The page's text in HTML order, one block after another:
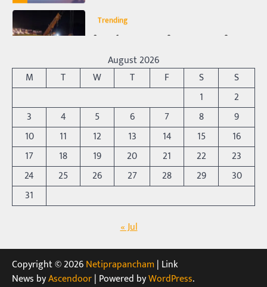
మండుతున్న నోర్లు
ఉత్తర ప్రదేశ్‌లోని ఝాన్సీ జిల్లాలో ఒక వింతైన రోడ్డు
ప్రమాదం చోటుచేసుకుంది. ఝాన్సీ–కాన్పూర్ జాతీయ
రహదారిపై వేల సంఖ్యలో బీరు…
1
Trending
అక్కడ ఆదివారం బట్టలు ఉతికితే…జైలుకే
Balachander 13/06/2026
ఆదివారం వచ్చిందంటే చాలు సామాన్యుడి నుండి
సాఫ్ట్‌వేర్ ఉద్యోగి వరకు అందరికీ గుర్తొచ్చే మొదటి పని
‘బట్టలు ఉతకడం’. వారం…
Trending
మనసున్న బిచ్చగాడు… సీఎం నిధికి భారీగా
కడుపు నింపుకోవడానికి భిక్షాటన చేస్తున్నా… చేతికి వచ్చిన
డబ్బును తనకోసం కాకుండా సమాజం కోసం ఖర్చు
August 2026
M
T W T F S
S
1
2
3
4 5 6 7 8
9
10
11 12 13 14 15
16
17
18 19 20 21 22
23
24
25 26 27 28 29
30
31
« Jul
Copyright © 2026Netiprapancham | Link
News byAscendoor| Powered byWordPress.